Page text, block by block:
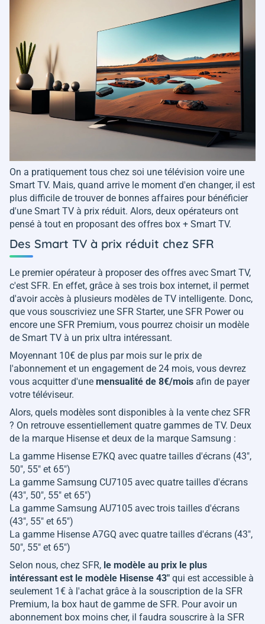
On a pratiquement tous chez soi une télévision voire une
Smart TV. Mais, quand arrive le moment d'en changer, il est
plus difficile de trouver de bonnes affaires pour bénéficier
d'une Smart TV à prix réduit. Alors, deux opérateurs ont
pensé à tout en proposant des offres box + Smart TV.
Des Smart TV à prix réduit chez SFR
Le premier opérateur à proposer des offres avec Smart TV,
c'est SFR. En effet, grâce à ses trois box internet, il permet
d'avoir accès à plusieurs modèles de TV intelligente. Donc,
que vous souscriviez une SFR Starter, une SFR Power ou
encore une SFR Premium, vous pourrez choisir un modèle
de Smart TV à un prix ultra intéressant.
Moyennant 10€ de plus par mois sur le prix de
l'abonnement et un engagement de 24 mois, vous devrez
vous acquitter d'une mensualité de 8€/mois afin de payer
votre téléviseur.
Alors, quels modèles sont disponibles à la vente chez SFR
? On retrouve essentiellement quatre gammes de TV. Deux
de la marque Hisense et deux de la marque Samsung :
La gamme Hisense E7KQ avec quatre tailles d'écrans (43",
50", 55" et 65")
La gamme Samsung CU7105 avec quatre tailles d'écrans
(43", 50", 55" et 65")
La gamme Samsung AU7105 avec trois tailles d'écrans
(43", 55" et 65")
La gamme Hisense A7GQ avec quatre tailles d'écrans (43",
50", 55" et 65")
Selon nous, chez SFR, le modèle au prix le plus
intéressant est le modèle Hisense 43" qui est accessible à
seulement 1€ à l'achat grâce à la souscription de la SFR
Premium, la box haut de gamme de SFR. Pour avoir un
abonnement box moins cher, il faudra souscrire à la SFR